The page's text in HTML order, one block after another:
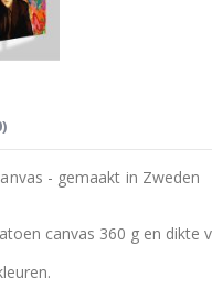
- gemaakt in Zweden
canvas 360 g en dikte
)